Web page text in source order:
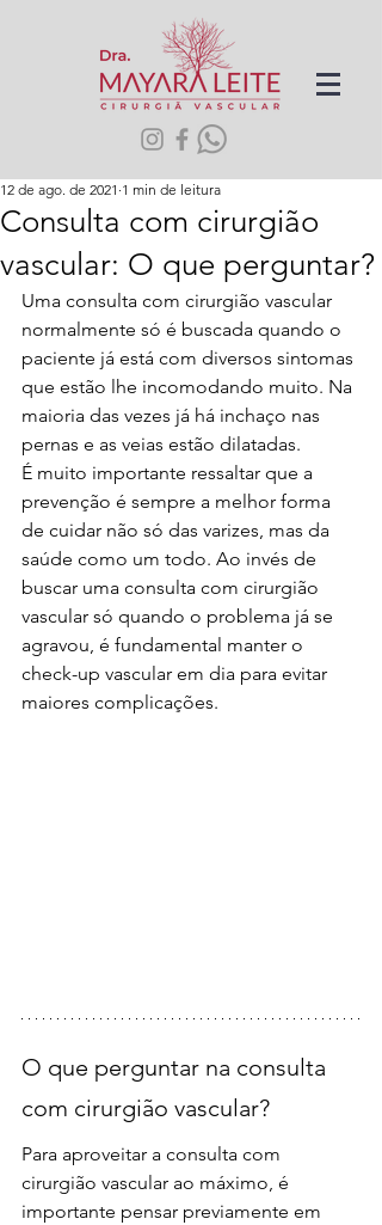
Consulta com cirurgião
vascular: O que perguntar?
12 de ago. de 2021 1 min de leitura
Uma consulta com cirurgião vascular
normalmente só é buscada quando o
paciente já está com diversos sintomas
que estão lhe incomodando muito. Na
maioria das vezes já há inchaço nas
pernas e as veias estão dilatadas.
É muito importante ressaltar que a
prevenção é sempre a melhor forma
de cuidar não só das varizes, mas da
saúde como um todo. Ao invés de
buscar uma consulta com cirurgião
vascular só quando o problema já se
agravou, é fundamental manter o
check-up vascular em dia para evitar
maiores complicações.
O que perguntar na consulta
com cirurgião vascular?
Para aproveitar a consulta com
cirurgião vascular ao máximo, é
importante pensar previamente em